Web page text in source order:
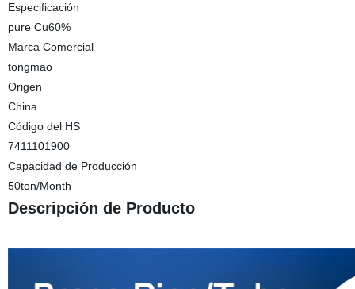
Especificación
pure Cu60%
Marca Comercial
tongmao
Origen
China
Código del HS
7411101900
Capacidad de Producción
50ton/Month
Descripción de Producto